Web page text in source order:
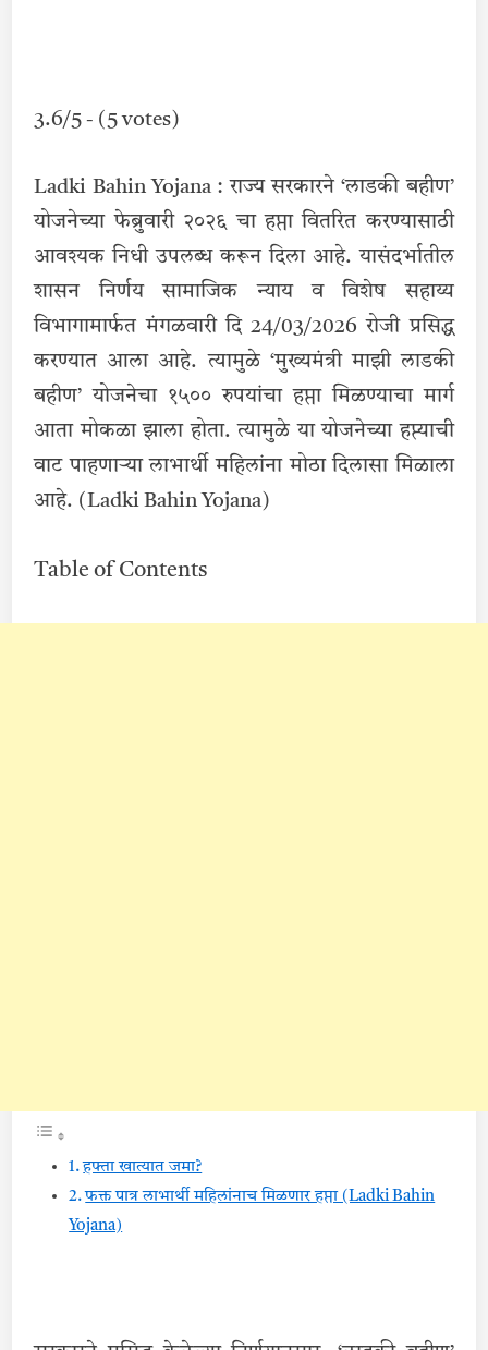
3.6/5 - (5 votes)
Ladki Bahin Yojana : राज्य सरकारने ‘लाडकी बहीण’
योजनेच्या फेब्रुवारी २०२६ चा हप्ता वितरित करण्यासाठी
आवश्यक निधी उपलब्ध करून दिला आहे. यासंदर्भातील
शासन निर्णय सामाजिक न्याय व विशेष सहाय्य
विभागामार्फत मंगळवारी दि 24/03/2026 रोजी प्रसिद्ध
करण्यात आला आहे. त्यामुळे ‘मुख्यमंत्री माझी लाडकी
बहीण’ योजनेचा १५०० रुपयांचा हप्ता मिळण्याचा मार्ग
आता मोकळा झाला होता. त्यामुळे या योजनेच्या हप्त्याची
वाट पाहणाऱ्या लाभार्थी महिलांना मोठा दिलासा मिळाला
आहे. (Ladki Bahin Yojana)
Table of Contents
हफ्ता खात्यात जमा?
फक्त पात्र लाभार्थी महिलांनाच मिळणार हप्ता (Ladki Bahin
Yojana)